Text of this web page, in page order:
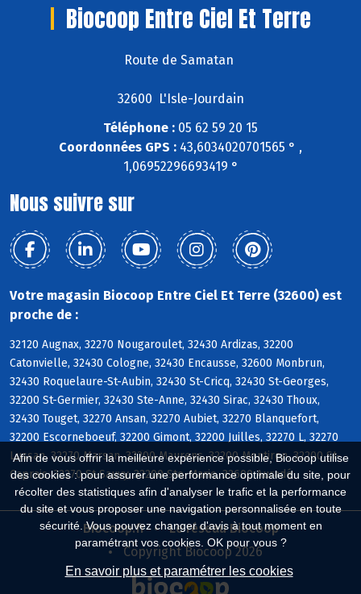
Afin de vous offrir la meilleure expérience possible, Biocoop utilise
des cookies : pour assurer une performance optimale du site, pour
récolter des statistiques afin d'analyser le trafic et la performance
du site et vous proposer une navigation personnalisée en toute
sécurité. Vous pouvez changer d'avis à tout moment en
paramétrant vos cookies. OK pour vous ?
En savoir plus et paramétrer les cookies
Biocoop Entre Ciel Et Terre
Route de Samatan
32600 L'Isle-Jourdain
Téléphone : 05 62 59 20 15
Coordonnées GPS : 43,6034020701565 ° ,
1,06952296693419 °
Nous suivre sur
Votre magasin Biocoop Entre Ciel Et Terre (32600) est
proche de :
32120 Augnax, 32270 Nougaroulet, 32430 Ardizas, 32200
Catonvielle, 32430 Cologne, 32430 Encausse, 32600 Monbrun,
32430 Roquelaure-St-Aubin, 32430 St-Cricq, 32430 St-Georges,
32200 St-Germier, 32430 Ste-Anne, 32430 Sirac, 32430 Thoux,
32430 Touget, 32270 Ansan, 32270 Aubiet, 32270 Blanquefort,
32200 Escorneboeuf, 32200 Gimont, 32200 Juilles, 32270 L, 32270
Lussan, 32270 Marsan, 32200 Maurens, 32200 Montiron, 32200 St-
Caprais, 32270 St-Sauvy, 32200 Ste-Marie, 32600 Auradé
Biocoop.fr
Le réseau Biocoop
Copyright Biocoop 2026